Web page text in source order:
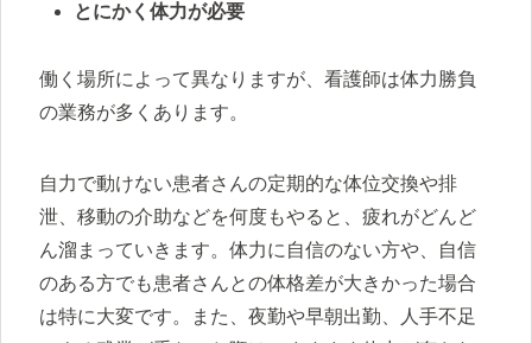
​​とにかく体力が必要
働く場所によって異なりますが、看護師は体力勝負
の業務が多くあります。
自力で動けない患者さんの定期的な体位交換や排
泄、移動の介助などを何度もやると、疲れがどんど
ん溜まっていきます。体力に自信のない方や、自信
のある方でも患者さんとの体格差が大きかった場合
は特に大変です。また、夜勤や早朝出勤、人手不足